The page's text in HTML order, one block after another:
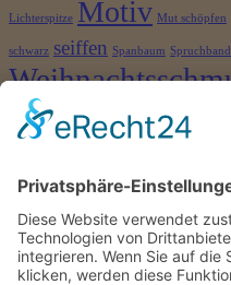
Lichterspitze Motiv Mut schöpfen
schwarz seiffen Spanbaum Spruchband
©2026 Klöppelshop und
×